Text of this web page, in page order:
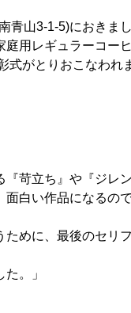
青山3-1-5)におきま
用レギュラーコー
がとりおこなわれ
『苛立ち』や『ジレ
面白い作品になるの
めに、最後のセリ
。」